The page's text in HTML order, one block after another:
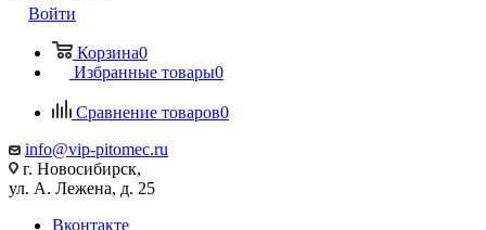
Войти
Корзина0
Избранные товары0
Сравнение товаров0
info@vip-pitomec.ru
г. Новосибирск,
ул. А. Лежена, д. 25
Вконтакте